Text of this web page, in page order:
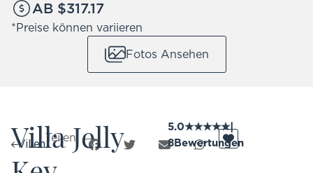
AB $317.17
*Preise können variieren
Fotos Ansehen
VillenTeilen:
Villa Jelly
5.0★★★★★|
8Bewertungen